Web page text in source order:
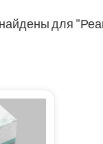
для